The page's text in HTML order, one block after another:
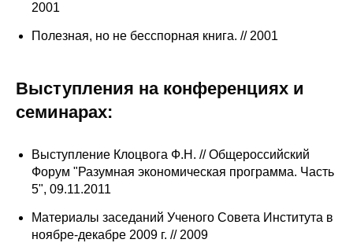
Контакты
2001
Полезная, но не бесспорная книга. // 2001
Выступления на конференциях и
семинарах:
Выступление Клоцвога Ф.Н. // Общероссийский
Форум "Разумная экономическая программа. Часть
5", 09.11.2011
Материалы заседаний Ученого Совета Института в
ноябре-декабре 2009 г. // 2009